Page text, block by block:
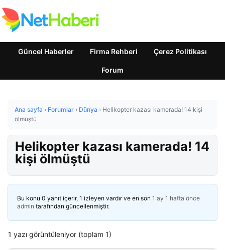
Güncel Haberler Firma Rehberi Çerez Politikası
Forum
Ana sayfa › Forumlar › Dünya › Helikopter kazası kamerada! 14 kişi
ölmüştü
Helikopter kazası kamerada! 14
kişi ölmüştü
Bu konu 0 yanıt içerir, 1 izleyen vardır ve en son 1 ay 1 hafta önce
admin tarafından güncellenmiştir.
1 yazı görüntüleniyor (toplam 1)